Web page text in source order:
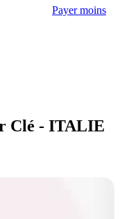
Payer moins
Clé - ITALIE